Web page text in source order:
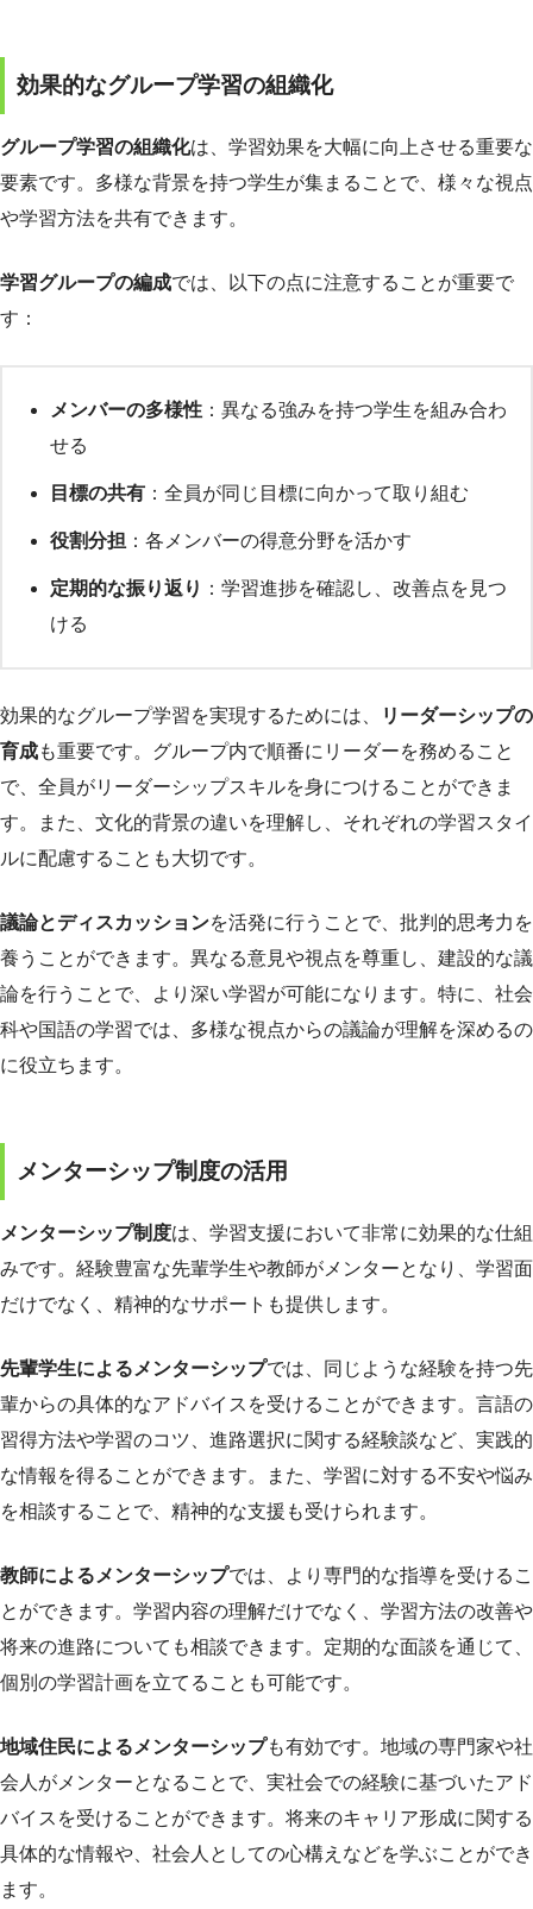
効果的なグループ学習の組織化
グループ学習の組織化は、学習効果を大幅に向上させる重要な
要素です。多様な背景を持つ学生が集まることで、様々な視点
や学習方法を共有できます。
学習グループの編成では、以下の点に注意することが重要で
す：
メンバーの多様性 ：異なる強みを持つ学生を組み合わ
せる
目標の共有 ：全員が同じ目標に向かって取り組む
役割分担 ：各メンバーの得意分野を活かす
定期的な振り返り ：学習進捗を確認し、改善点を見つ
ける
効果的なグループ学習を実現するためには、
リーダーシップの
育成も重要です。グループ内で順番にリーダーを務めること
で、全員がリーダーシップスキルを身につけることができま
す。また、文化的背景の違いを理解し、それぞれの学習スタイ
ルに配慮することも大切です。
議論とディスカッションを活発に行うことで、批判的思考力を
養うことができます。異なる意見や視点を尊重し、建設的な議
論を行うことで、より深い学習が可能になります。特に、社会
科や国語の学習では、多様な視点からの議論が理解を深めるの
に役立ちます。
メンターシップ制度の活用
メンターシップ制度は、学習支援において非常に効果的な仕組
みです。経験豊富な先輩学生や教師がメンターとなり、学習面
だけでなく、精神的なサポートも提供します。
先輩学生によるメンターシップでは、同じような経験を持つ先
輩からの具体的なアドバイスを受けることができます。言語の
習得方法や学習のコツ、進路選択に関する経験談など、実践的
な情報を得ることができます。また、学習に対する不安や悩み
を相談することで、精神的な支援も受けられます。
教師によるメンターシップでは、より専門的な指導を受けるこ
とができます。学習内容の理解だけでなく、学習方法の改善や
将来の進路についても相談できます。定期的な面談を通じて、
個別の学習計画を立てることも可能です。
地域住民によるメンターシップも有効です。地域の専門家や社
会人がメンターとなることで、実社会での経験に基づいたアド
バイスを受けることができます。将来のキャリア形成に関する
具体的な情報や、社会人としての心構えなどを学ぶことができ
ます。